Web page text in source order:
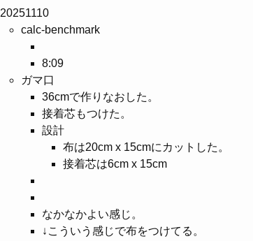
20251110
calc-benchmark
8:09
ガマ口
36cmで作りなおした。
接着芯もつけた。
設計
布は20cm x 15cmにカットした。
接着芯は6cm x 15cm
なかなかよい感じ。
↓こういう感じで布をつけてる。